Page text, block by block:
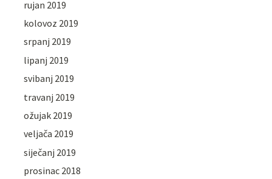
rujan 2019
kolovoz 2019
srpanj 2019
lipanj 2019
svibanj 2019
travanj 2019
ožujak 2019
veljača 2019
siječanj 2019
prosinac 2018